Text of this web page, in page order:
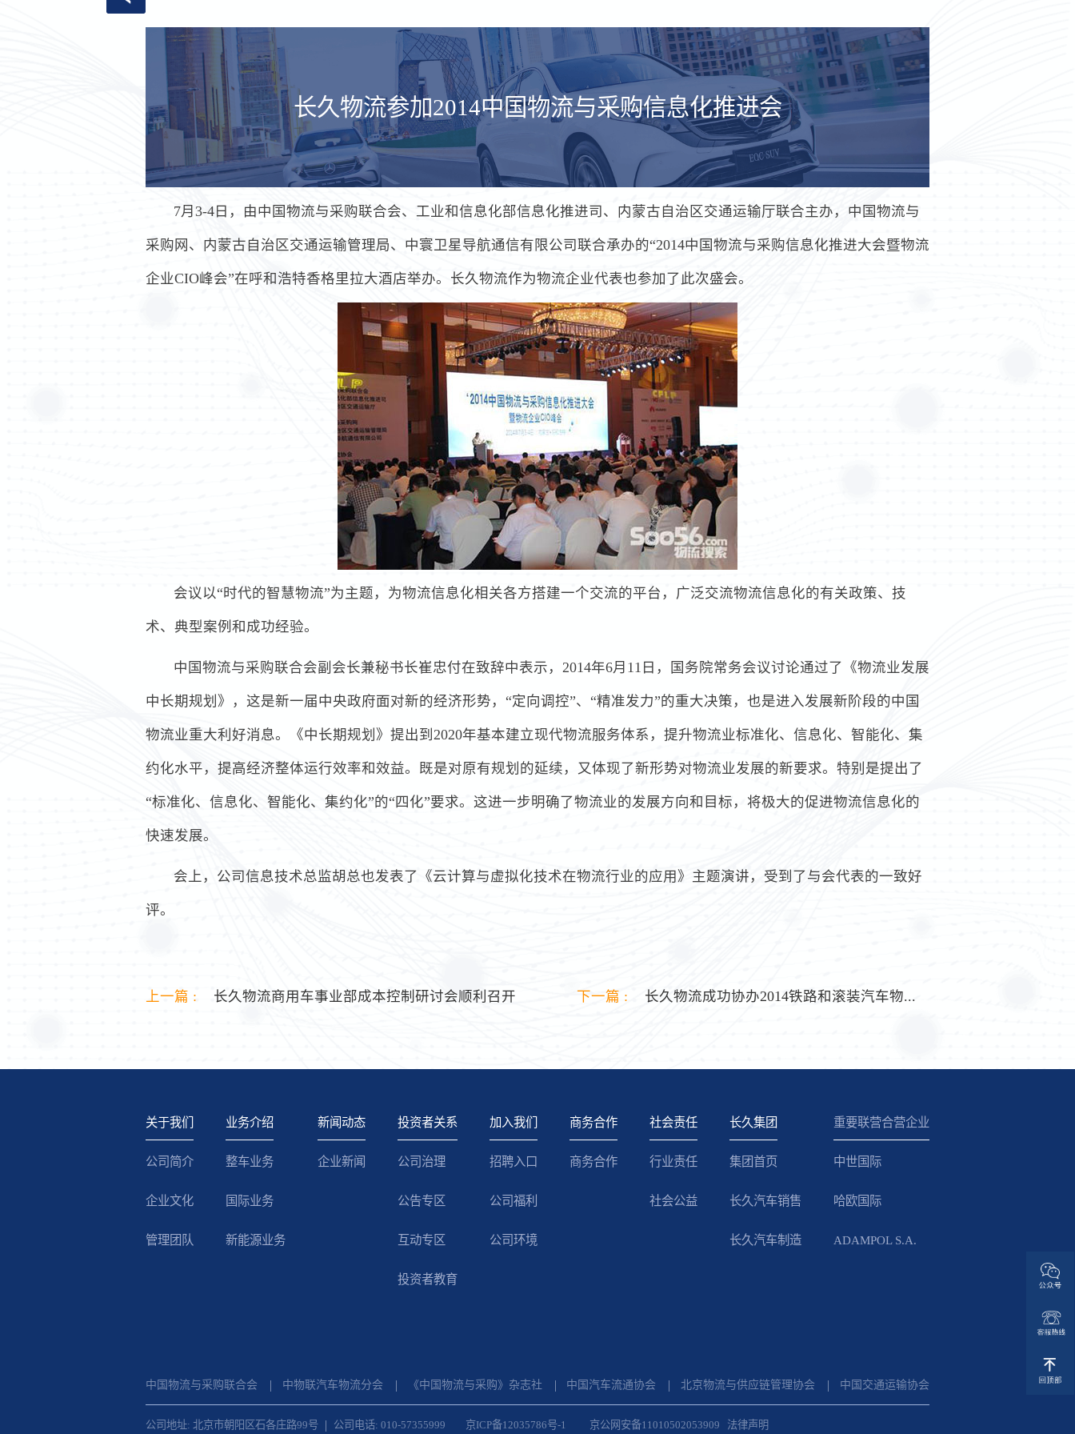
长久物流参加2014中国物流与采购信息化推进会
7月3-4日，由中国物流与采购联合会、工业和信息化部信息化推进司、内蒙古自治区交通运输厅联合主办，中国物流与
采购网、内蒙古自治区交通运输管理局、中寰卫星导航通信有限公司联合承办的“2014中国物流与采购信息化推进大会暨物流
企业CIO峰会”在呼和浩特香格里拉大酒店举办。长久物流作为物流企业代表也参加了此次盛会。
会议以“时代的智慧物流”为主题，为物流信息化相关各方搭建一个交流的平台，广泛交流物流信息化的有关政策、技
术、典型案例和成功经验。
中国物流与采购联合会副会长兼秘书长崔忠付在致辞中表示，2014年6月11日，国务院常务会议讨论通过了《物流业发展
中长期规划》，这是新一届中央政府面对新的经济形势，“定向调控”、“精准发力”的重大决策，也是进入发展新阶段的中国
物流业重大利好消息。《中长期规划》提出到2020年基本建立现代物流服务体系，提升物流业标准化、信息化、智能化、集
约化水平，提高经济整体运行效率和效益。既是对原有规划的延续，又体现了新形势对物流业发展的新要求。特别是提出了
“标准化、信息化、智能化、集约化”的“四化”要求。这进一步明确了物流业的发展方向和目标，将极大的促进物流信息化的
快速发展。
会上，公司信息技术总监胡总也发表了《云计算与虚拟化技术在物流行业的应用》主题演讲，受到了与会代表的一致好
评。
上一篇 : 长久物流商用车事业部成本控制研讨会顺利召开 下一篇 : 长久物流成功协办2014铁路和滚装汽车物...
关于我们
公司简介
企业文化
管理团队
业务介绍
整车业务
国际业务
新能源业务
新闻动态
企业新闻
投资者关系
公司治理
公告专区
互动专区
投资者教育
加入我们
招聘入口
公司福利
公司环境
商务合作
商务合作
社会责任
行业责任
社会公益
长久集团
集团首页
长久汽车销售
长久汽车制造
重要联营合营企业
中世国际
哈欧国际
ADAMPOL S.A.
中国物流与采购联合会 中物联汽车物流分会 《中国物流与采购》杂志社 中国汽车流通协会 北京物流与供应链管理协会 中国交通运输协会
公司地址: 北京市朝阳区石各庄路99号 公司电话: 010-57355999 京ICP备12035786号-1 京公网安备11010502053909 法律声明